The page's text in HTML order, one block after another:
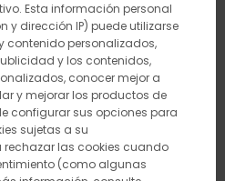
Esta información personal
dirección IP) puede utilizarse
contenido personalizados,
y los contenidos,
conocer mejor a
y mejorar los productos de
configurar sus opciones para
sujetas a su
rechazar las cookies cuando
(como algunas